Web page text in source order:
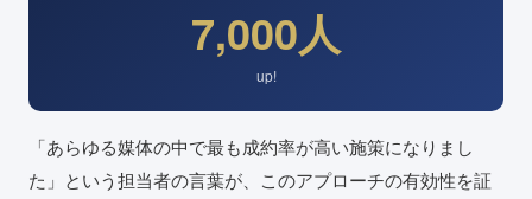
7,000人
up!
「あらゆる媒体の中で最も成約率が高い施策になりまし
た」という担当者の言葉が、このアプローチの有効性を証